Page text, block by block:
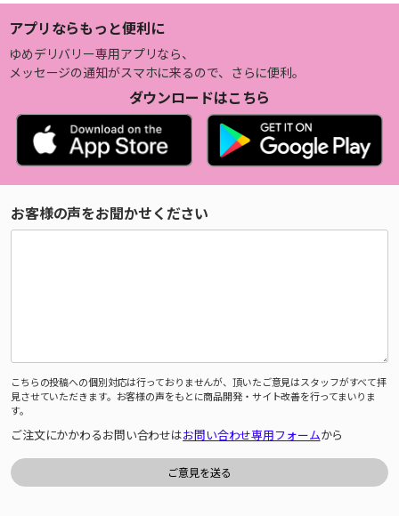
アプリならもっと便利に
ゆめデリバリー専用アプリなら、
メッセージの通知がスマホに来るので、さらに便利。
ダウンロードはこちら
お客様の声をお聞かせください
こちらの投稿への個別対応は行っておりませんが、頂いたご意見はスタッフがすべて拝
見させていただきます。お客様の声をもとに商品開発・サイト改善を行ってまいりま
す。
ご注文にかかわるお問い合わせはお問い合わせ専用フォームから